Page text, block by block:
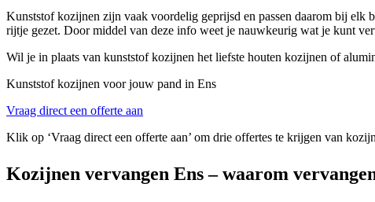
Kunststof kozijnen zijn vaak voordelig geprijsd en passen daarom bij elk
rijtje gezet. Door middel van deze info weet je nauwkeurig wat je kunt
Wil je in plaats van kunststof kozijnen het liefste houten kozijnen of
Kunststof kozijnen voor jouw pand in Ens
Vraag direct een offerte aan
Klik op ‘Vraag direct een offerte aan’ om drie offertes te krijgen van
Kozijnen vervangen Ens – waarom